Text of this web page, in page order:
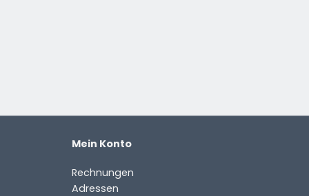
Mein Konto
Rechnungen
Adressen